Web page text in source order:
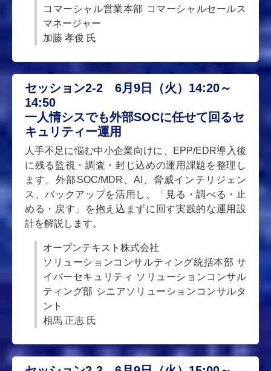
コマーシャル営業本部 コマーシャルセールス
マネージャー
加藤 孝俊 氏
セッション2-2 6月9日（火）14:20～
14:50
一人情シスでも外部SOCに任せて回るセ
キュリティー運用
人手不足に悩む中小企業向けに、EPP/EDR導入後
に残る監視・調査・封じ込めの運用課題を整理し
ます。外部SOC/MDR、AI、脅威インテリジェン
ス、バックアップを活用し、「見る・調べる・止
める・戻す」を抱え込まずに回す実践的な運用設
計を解説します。
オープンテキスト株式会社
ソリューションコンサルティング統括本部 サ
イバーセキュリティ ソリューションコンサル
ティング部 シニアソリューションコンサルタ
ント
相馬 正志 氏